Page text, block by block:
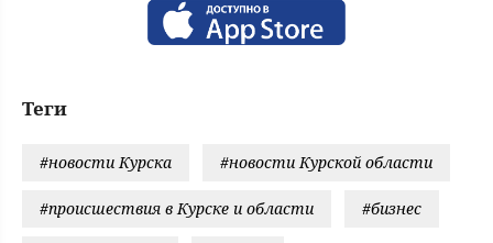
Теги
#новости Курска #новости Курской области
#происшествия в Курске и области #бизнес